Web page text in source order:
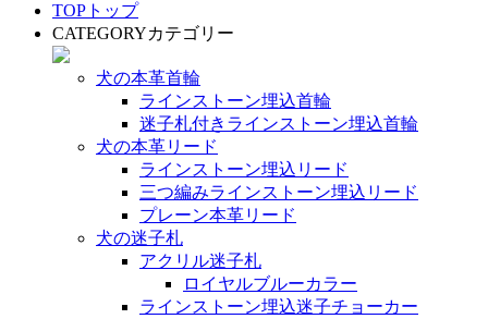
TOP トップ
CATEGORYカテゴリー
犬の本革首輪
ラインストーン埋込首輪
迷子札付きラインストーン埋込首輪
犬の本革リード
ラインストーン埋込リード
三つ編みラインストーン埋込リード
プレーン本革リード
犬の迷子札
アクリル迷子札
ロイヤルブルーカラー
ラインストーン埋込迷子チョーカー